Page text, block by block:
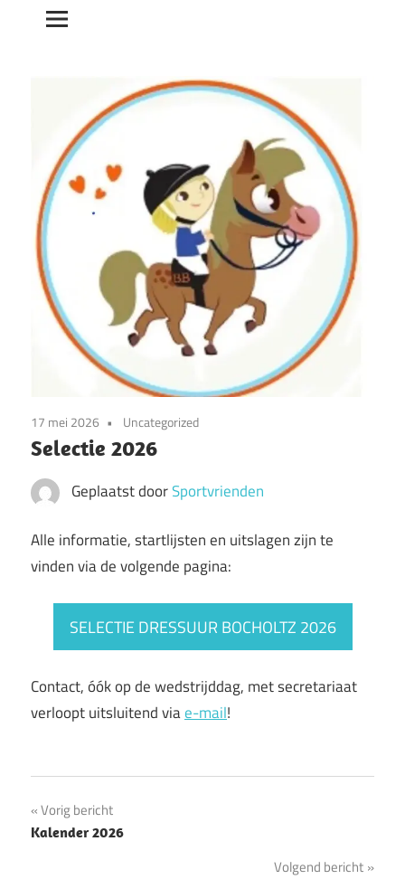
17 mei 2026 Uncategorized
Selectie 2026
Geplaatst doorSportvrienden
Alle informatie, startlijsten en uitslagen zijn te
vinden via de volgende pagina:
SELECTIE DRESSUUR BOCHOLTZ 2026
Contact, óók op de wedstrijddag, met secretariaat
verloopt uitsluitend viae-mail!
Bericht
navigatie
Vorig bericht
Kalender 2026
Volgend bericht